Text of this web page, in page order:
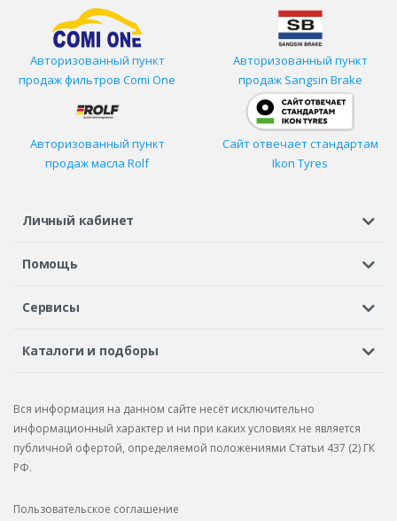
Авторизованный пункт
продаж фильтров Comi One
Авторизованный пункт
продаж Sangsin Brake
Авторизованный пункт
продаж масла Rolf
Сайт отвечает стандартам
Ikon Tyres
Личный кабинет
Регистрация или вход
Помощь
Шины в кредит
Сервисы
Автосервисы
Бонусная программа
Рекламации по услугам
Каталоги и подборы
Подбор запчастей
Каталог запчастей
Вся информация на данном сайте несёт исключительно
информационный характер и ни при каких условиях не является
публичной офертой, определяемой положениями Статьи 437 (2) ГК
РФ.
Пользовательское соглашение